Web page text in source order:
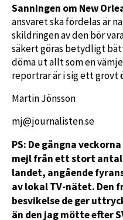
Sanningen om New
ansvaret ska fördelas är
skildringen av den bör
säkert göras betydligt
döma ut allt som en
reportrar är i sig ett grovt
Martin Jönsson
mj@journalisten.se
PS: De gångna
mejl från ett stort
landet, angående
av lokal TV-nätet. Den
besvikelse de ger
än den jag mötte efter